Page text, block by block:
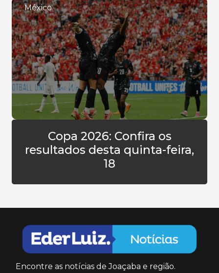
México
Copa 2026: Confira os
resultados desta quinta-feira,
18
Encontre as notícias de Joaçaba e região.